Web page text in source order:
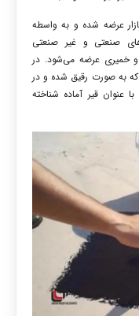
عرضه شده و به واسطه
صنعتی و غیر صنعتی
خمیری عرضه می‌شود. در
به صورت رقیق شده و در
عنوان قیر آماده شناخته